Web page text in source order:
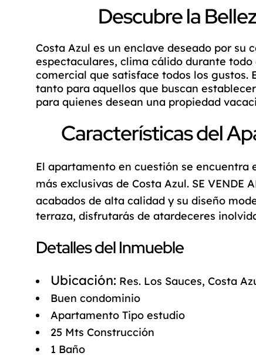
Descubre la
Costa Azul es un enclave deseado por su
espectaculares, clima cálido durante
comercial que satisface todos los gustos.
tanto para aquellos que buscan
para quienes desean una propiedad
Características del
El apartamento en cuestión se encuentra
más exclusivas de Costa Azul. SE VENDE
acabados de alta calidad y su diseño
terraza, disfrutarás de atardeceres
Detalles del Inmueble
Ubicación: Res. Los Sauces, Costa
Buen condominio
Apartamento Tipo estudio
25 Mts Construcción
1 Baño